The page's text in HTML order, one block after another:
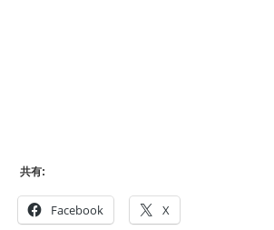
共有:
Facebook X